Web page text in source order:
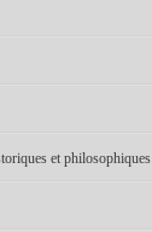
et philosophiques